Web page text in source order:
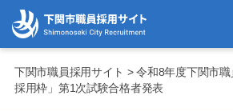
下関市職員採用サイト > 令和8年度下関市
採用枠」第1次試験合格者発表